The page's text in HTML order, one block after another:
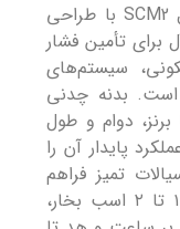
پمپ آب خانگی دو پروانه کالمو مدل SCM2 با طراحی
برای تأمین فشار
سیستم‌های
است. بدنه چدنی
دوام و طول
پایدار آن را
تمیز فراهم
می‌آورند. این پمپ‌ها با توان موتور ۱ تا ۲ اسب بخار،